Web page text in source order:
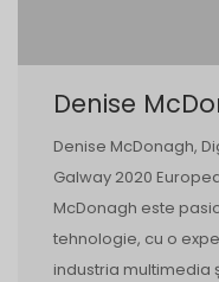
Denise
Denise McDonagh,
Galway 2020
McDonagh este
tehnologie, cu o
industria multimedia